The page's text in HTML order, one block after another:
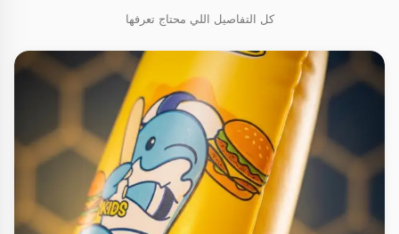
كل التفاصيل اللي محتاج تعرفها